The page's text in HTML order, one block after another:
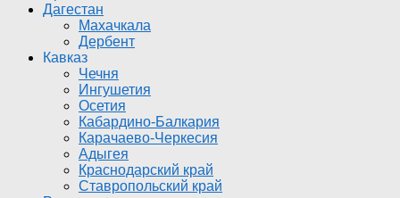
Дагестан
Махачкала
Дербент
Кавказ
Чечня
Ингушетия
Осетия
Кабардино-Балкария
Карачаево-Черкесия
Адыгея
Краснодарский край
Ставропольский край